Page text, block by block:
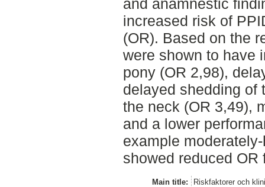
and anamnestic
increased risk of
(OR). Based on the
were shown to have
pony (OR 2,98),
delayed shedding of
the neck (OR 3,49),
and a lower
example
showed reduced OR
Main title:
Riskfaktorer och